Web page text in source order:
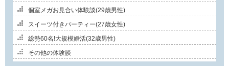
個室メガお見合い体験談(29歳男性)
スイーツ付きパーティー(27歳女性)
総勢60名!大規模婚活(32歳男性)
その他の体験談